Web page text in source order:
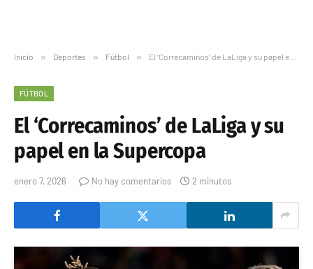
Inicio » Deportes » Fútbol » El ‘Correcaminos’ de LaLiga y su papel en la Supercopa
FÚTBOL
El ‘Correcaminos’ de LaLiga y su
papel en la Supercopa
enero 7, 2026 No hay comentarios 2 minutos